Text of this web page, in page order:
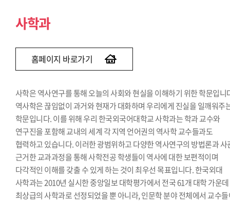
사학과
홈페이지 바로가기
사학은 역사연구를 통해 오늘의 사회와 현실을 이해하기 위한 학문입니
역사학은 끊임없이 과거와 현재가 대화하며 우리에게 진실을 일깨워주
학문입니다. 이를 위해 우리 한국외국어대학교 사학과는 학과 교수와
연구진을 포함해 교내의 세계 각 지역 언어권의 역사학 교수들과도
협력하고 있습니다. 이러한 광범위하고 다양한 역사연구의 방법론과 사
근거한 교과과정을 통해 사학전공 학생들이 역사에 대한 보편적이며
다각적인 이해를 갖출 수 있게 하는 것이 최우선 목표입니다. 한국외대
사학과는 2010년 실시한 중앙일보 대학평가에서 전국 61개 대학 가운데
최상급의 사학과로 선정되었을 뿐 아니라, 인문학 분야 전체에서 교수